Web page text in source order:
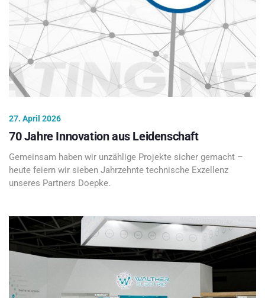
27. April 2026
70 Jahre Innovation aus Leidenschaft
Gemeinsam haben wir unzählige Projekte sicher gemacht –
heute feiern wir sieben Jahrzehnte technische Exzellenz
unseres Partners Doepke.